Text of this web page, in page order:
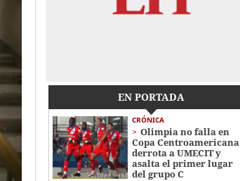
EN PORTADA
CRÓNICA
Olimpia no falla en
Copa
derrota a UMECIT y
asalta el primer lugar
del grupo C